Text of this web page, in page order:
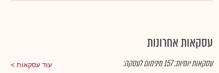
עסקאות אחרונות
עוד עסקאות עסקאות יומיות:157מינימום לעסקה: